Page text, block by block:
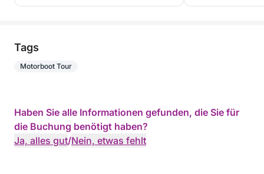
Tags
Motorboot Tour
Haben Sie alle Informationen gefunden, die Sie für
die Buchung benötigt haben?
Ja, alles gut/Nein, etwas fehlt